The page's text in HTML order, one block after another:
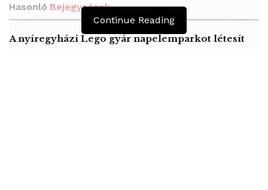
Hasonló Bejegyzések
A nyíregyházi Lego gyár napelemparkot létesít
Continue Reading